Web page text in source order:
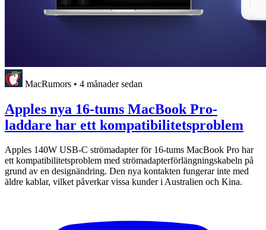
MacRumors • 4 månader sedan
Apples nya 16-tums MacBook Pro-
laddare har ett kompatibilitetsproblem
Apples 140W USB-C strömadapter för 16-tums MacBook Pro har
ett kompatibilitetsproblem med strömadapterförlängningskabeln på
grund av en designändring. Den nya kontakten fungerar inte med
äldre kablar, vilket påverkar vissa kunder i Australien och Kina.